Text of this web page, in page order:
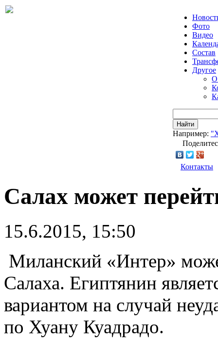
Фото
Видео
Состав
Другое
О
Найти
Например:
Контакты
Салах может
15.6.2015, 15:50
Миланский «Интер»
Салаха. Египтянин
вариантом на случай
по Хуану Куадрадо.